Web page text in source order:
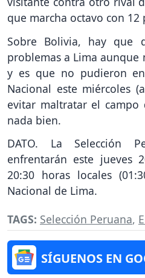
que marcha octavo con 12
Sobre Bolivia, hay que
problemas a Lima
y es que no pudieron
Nacional este miércoles
evitar maltratar el
nada bien.
DATO. La Selección
enfrentarán este jueves
20:30 horas locales
Nacional de Lima.
TAGS: Selección Peruana,
SÍGUENOS EN